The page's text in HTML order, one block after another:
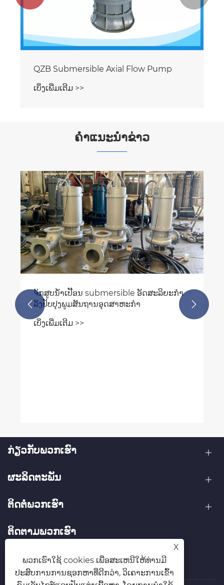
ຄໍາແນະນໍາຂ່າວ
ທໍ່ລະບາຍນ້ໍາ Submersible ສາມາດສິ້ນສຸດ
ການລະບາຍນ້ໍາລົ້ມເຫຼວ, ການອຸດຕັນ, ແລະຄ່າໃຊ້
ຈ່າຍໃນການຢຸດເຮັດວຽກໄດ້ແນວໃດ?
ເບິ່ງເພີ່ມເຕີມ >>
 
ກ່ຽວກັບພວກເຮົາ
ຜະລິດຕະພັນ
ຕິດ​ຕໍ່​ພວກ​ເຮົາ
ຕິດ​ຕາມ​ພວກ​ເຮົາ
X
ພວກເຮົາໃຊ້ cookies ເພື່ອສະເຫນີໃຫ້ທ່ານມີ
ປະສົບການການຊອກຫາທີ່ດີກວ່າ, ວິເຄາະການເຂົ້າ